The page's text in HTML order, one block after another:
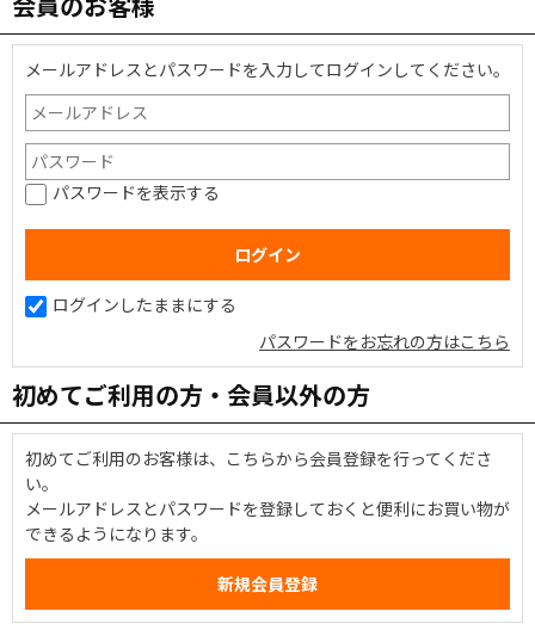
メールアドレスとパスワードを入力してログインしてください。
パスワードを表示する
ログインしたままにする
パスワードをお忘れの方はこちら
初めてご利用の方・会員以外の方
初めてご利用のお客様は、こちらから会員登録を行ってくださ
い。
メールアドレスとパスワードを登録しておくと便利にお買い物が
できるようになります。